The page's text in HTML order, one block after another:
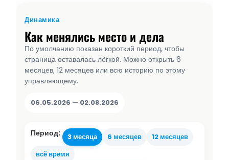
Динамика
Как менялись место и дела
По умолчанию показан короткий период, чтобы
страница оставалась лёгкой. Можно открыть 6
месяцев, 12 месяцев или всю историю по этому
управляющему.
06.05.2026 — 02.08.2026
Период: 3 месяца 6 месяцев
12 месяцев
всё время